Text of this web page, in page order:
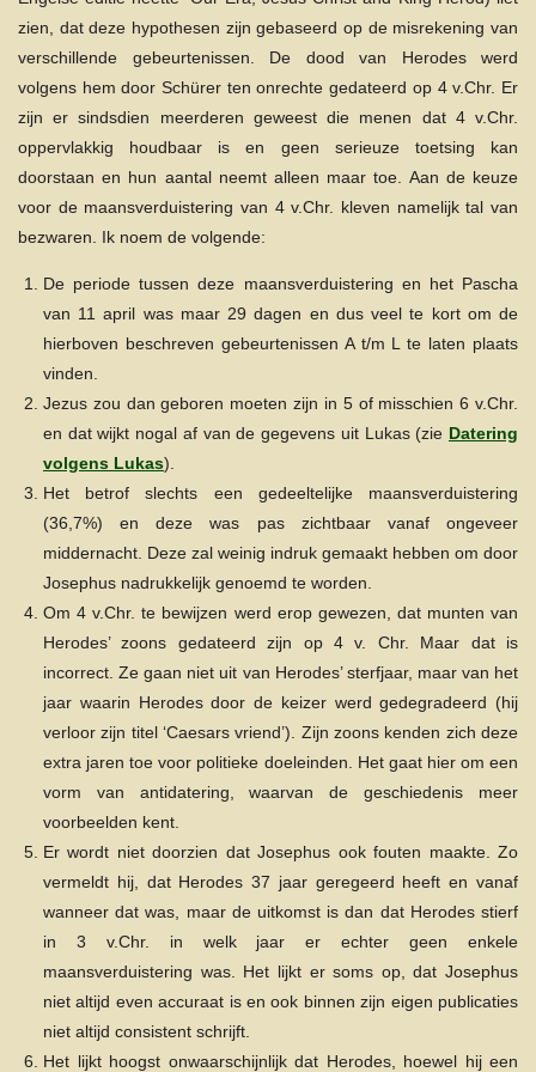
zien, dat deze hypothesen zijn gebaseerd op de misrekening van
verschillende gebeurtenissen. De dood van Herodes werd
volgens hem door Schürer ten onrechte gedateerd op 4 v.Chr. Er
zijn er sindsdien meerderen geweest die menen dat 4 v.Chr.
oppervlakkig houdbaar is en geen serieuze toetsing kan
doorstaan en hun aantal neemt alleen maar toe. Aan de keuze
voor de maansverduistering van 4 v.Chr. kleven namelijk tal van
bezwaren. Ik noem de volgende:
De periode tussen deze maansverduistering en het Pascha
van 11 april was maar 29 dagen en dus veel te kort om de
hierboven beschreven gebeurtenissen A t/m L te laten plaats
vinden.
Jezus zou dan geboren moeten zijn in 5 of misschien 6 v.Chr.
en dat wijkt nogal af van de gegevens uit Lukas (zie Datering
volgens Lukas).
Het betrof slechts een gedeeltelijke maansverduistering
(36,7%) en deze was pas zichtbaar vanaf ongeveer
middernacht. Deze zal weinig indruk gemaakt hebben om door
Josephus nadrukkelijk genoemd te worden.
Om 4 v.Chr. te bewijzen werd erop gewezen, dat munten van
Herodes’ zoons gedateerd zijn op 4 v. Chr. Maar dat is
incorrect. Ze gaan niet uit van Herodes’ sterfjaar, maar van het
jaar waarin Herodes door de keizer werd gedegradeerd (hij
verloor zijn titel ‘Caesars vriend’). Zijn zoons kenden zich deze
extra jaren toe voor politieke doeleinden. Het gaat hier om een
vorm van antidatering, waarvan de geschiedenis meer
voorbeelden kent.
Er wordt niet doorzien dat Josephus ook fouten maakte. Zo
vermeldt hij, dat Herodes 37 jaar geregeerd heeft en vanaf
wanneer dat was, maar de uitkomst is dan dat Herodes stierf
in 3 v.Chr. in welk jaar er echter geen enkele
maansverduistering was. Het lijkt er soms op, dat Josephus
niet altijd even accuraat is en ook binnen zijn eigen publicaties
niet altijd consistent schrijft.
Het lijkt hoogst onwaarschijnlijk dat Herodes, hoewel hij een